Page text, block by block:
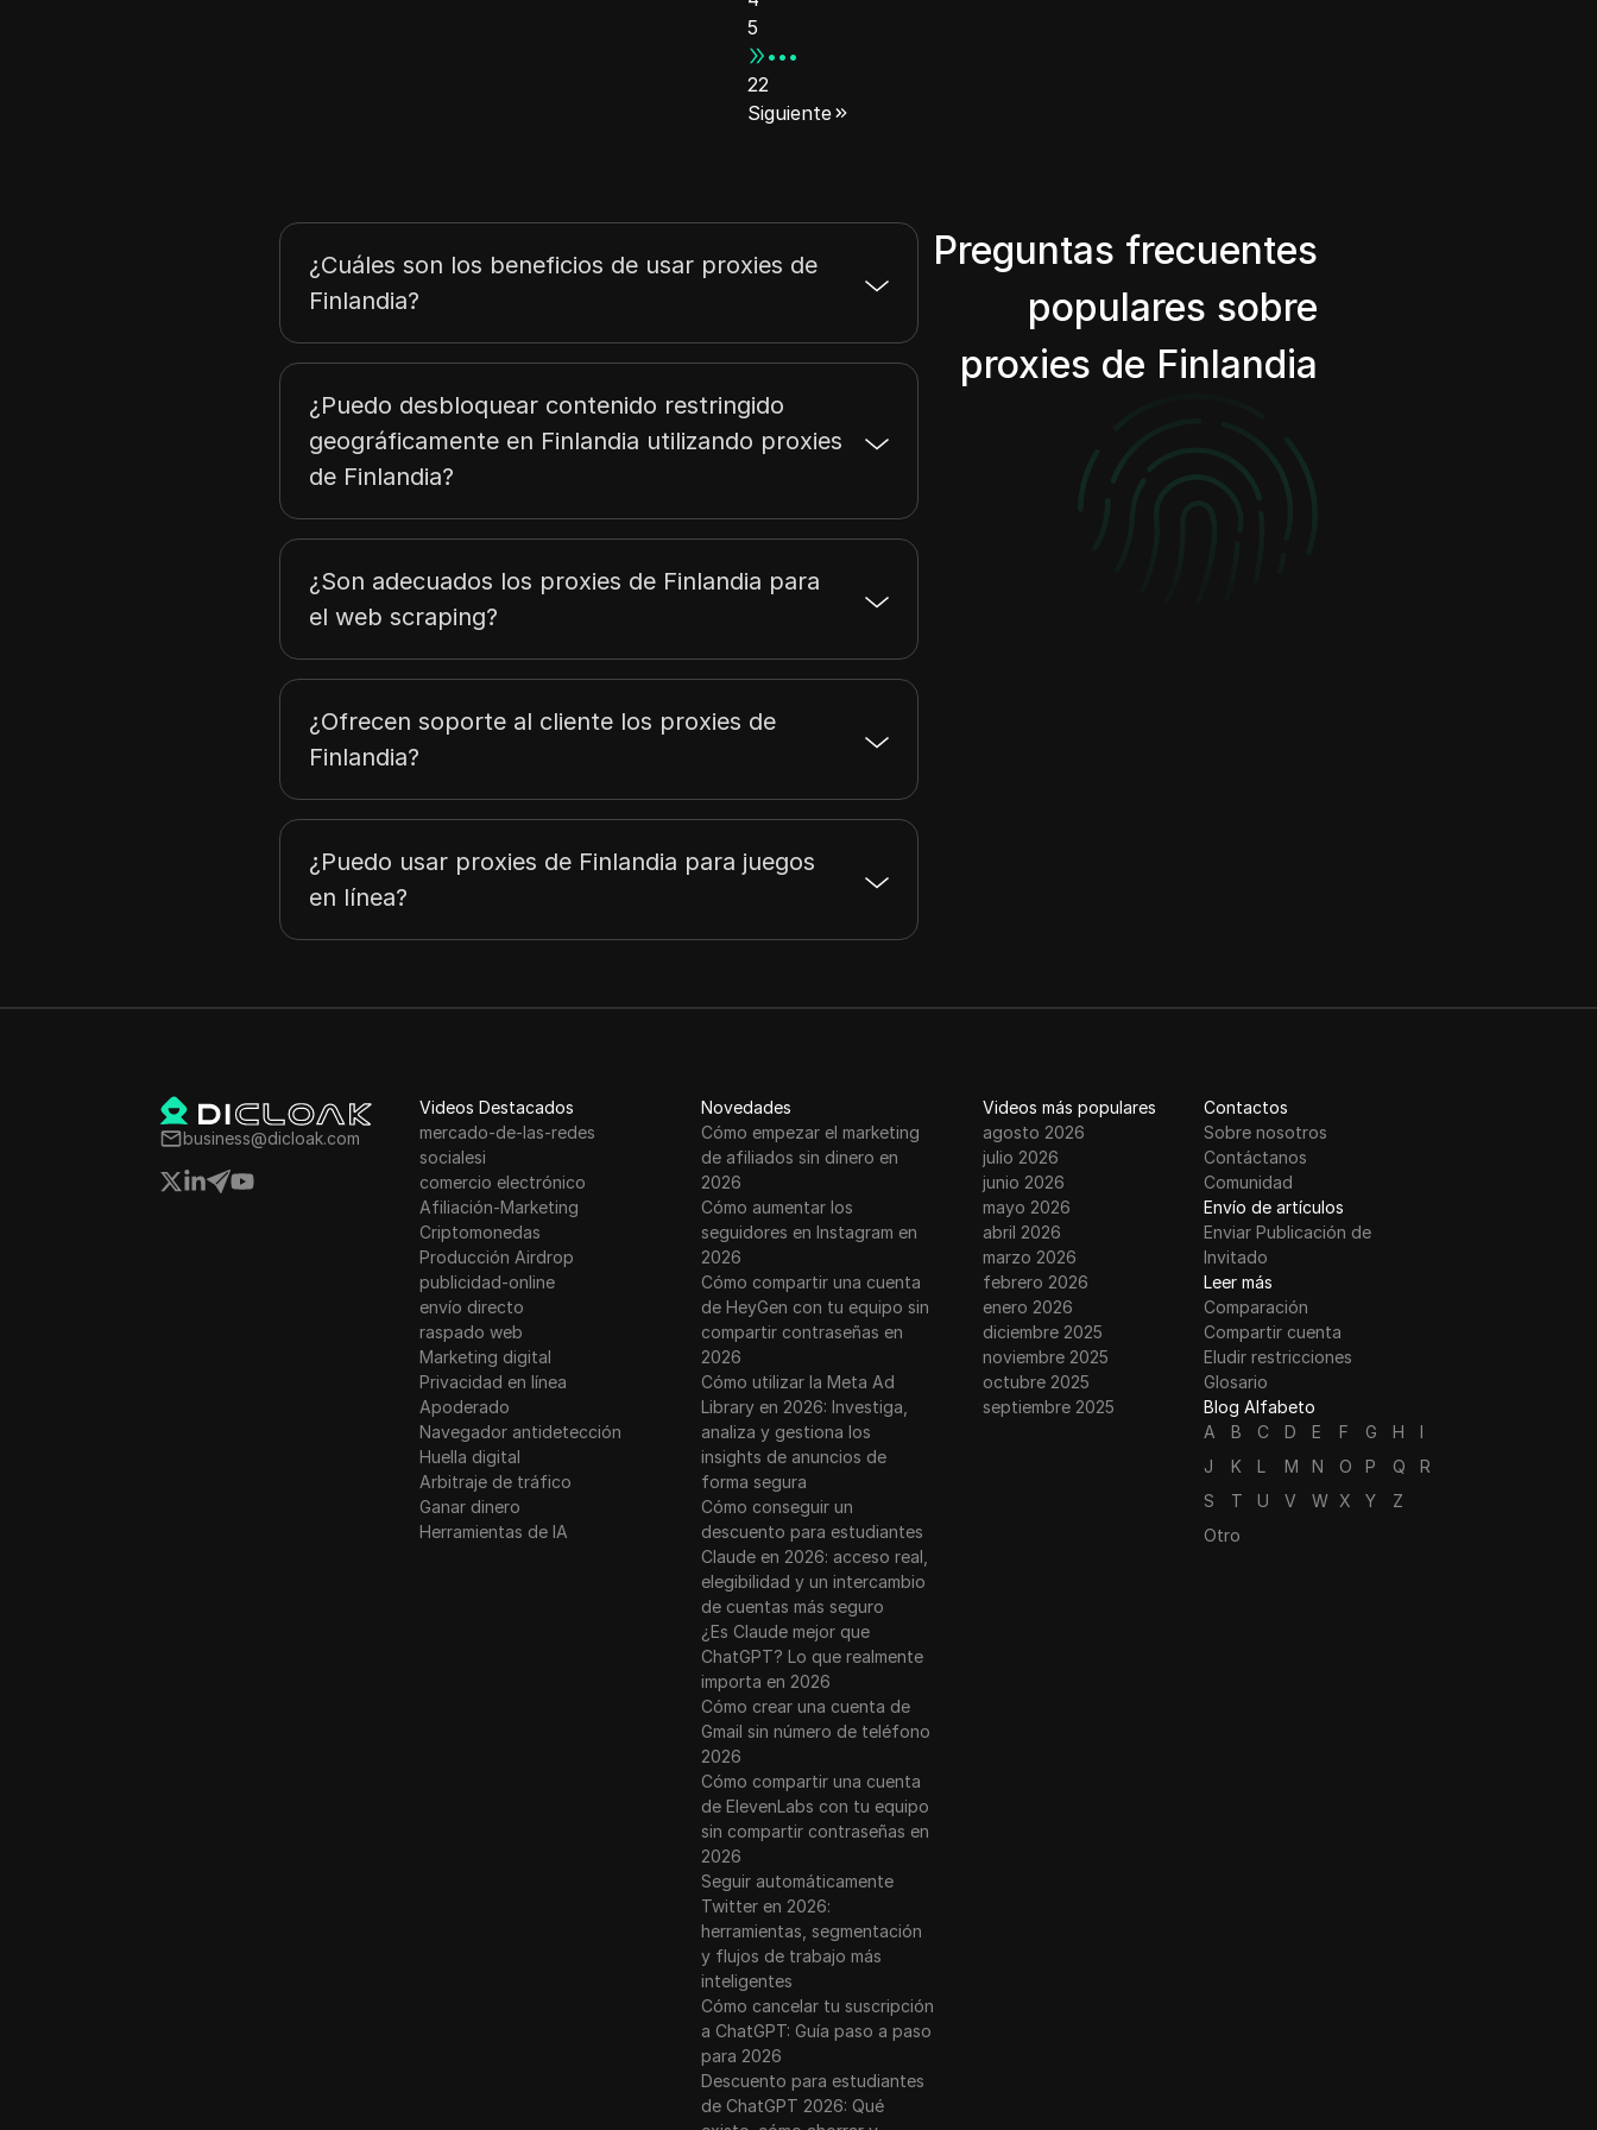
Bulgaria
Chipre
Dinamarca
Finlandia
Grecia
Suecia
Corea del Sur
Polonia
Vietnam
Estonia
Rumania
Francia
Alemania
Japón
Argentina
5
•••
22
Siguiente
Preguntas frecuentes
populares sobre
proxies de Finlandia
¿Cuáles son los beneficios de usar proxies de
Finlandia?
¿Puedo desbloquear contenido restringido
geográficamente en Finlandia utilizando proxies
de Finlandia?
¿Son adecuados los proxies de Finlandia para
el web scraping?
¿Ofrecen soporte al cliente los proxies de
Finlandia?
¿Puedo usar proxies de Finlandia para juegos
en línea?
business@dicloak.com
Videos Destacados
mercado-de-las-redes
socialesi
comercio electrónico
Afiliación-Marketing
Criptomonedas
Producción Airdrop
publicidad-online
envío directo
raspado web
Marketing digital
Privacidad en línea
Apoderado
Navegador antidetección
Huella digital
Arbitraje de tráfico
Ganar dinero
Herramientas de IA
Novedades
Cómo empezar el marketing
de afiliados sin dinero en
2026
Cómo aumentar los
seguidores en Instagram en
2026
Cómo compartir una cuenta
de HeyGen con tu equipo sin
compartir contraseñas en
2026
Cómo utilizar la Meta Ad
Library en 2026: Investiga,
analiza y gestiona los
insights de anuncios de
forma segura
Cómo conseguir un
descuento para estudiantes
Claude en 2026: acceso real,
elegibilidad y un intercambio
de cuentas más seguro
¿Es Claude mejor que
ChatGPT? Lo que realmente
importa en 2026
Cómo crear una cuenta de
Gmail sin número de teléfono
2026
Cómo compartir una cuenta
de ElevenLabs con tu equipo
sin compartir contraseñas en
2026
Seguir automáticamente
Twitter en 2026:
herramientas, segmentación
y flujos de trabajo más
inteligentes
Cómo cancelar tu suscripción
a ChatGPT: Guía paso a paso
para 2026
Descuento para estudiantes
de ChatGPT 2026: Qué
Videos más populares
agosto 2026
julio 2026
junio 2026
mayo 2026
abril 2026
marzo 2026
febrero 2026
enero 2026
diciembre 2025
noviembre 2025
octubre 2025
septiembre 2025
Contactos
Sobre nosotros
Contáctanos
Comunidad
Envío de artículos
Enviar Publicación de
Invitado
Leer más
Comparación
Compartir cuenta
Eludir restricciones
Glosario
Blog Alfabeto
A
B C D E F G H
I
J
K L M N O P Q
R
S
T U V W X Y
Z
Otro